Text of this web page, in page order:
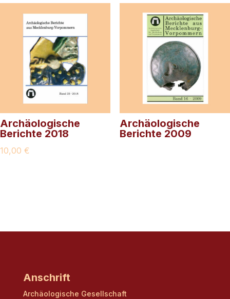
Archäologische
Berichte 2018
10,00 €
Archäologische
Berichte 2009
Anschrift
Archäologische Gesellschaft